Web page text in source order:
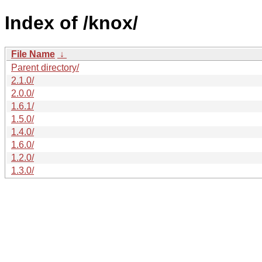
Index of /knox/
File Name ↓
Parent directory/
2.1.0/
2.0.0/
1.6.1/
1.5.0/
1.4.0/
1.6.0/
1.2.0/
1.3.0/